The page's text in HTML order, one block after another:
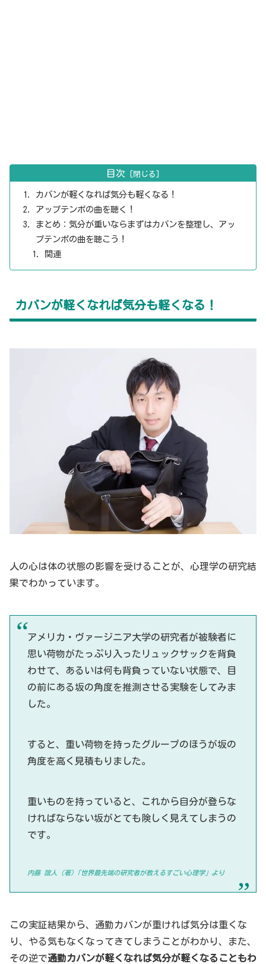
目次
カバンが軽くなれば気分も軽くなる！
アップテンポの曲を聴く！
まとめ：気分が重いならまずはカバンを整理し、アッ
プテンポの曲を聴こう！
関連
カバンが軽くなれば気分も軽くなる！
人の心は体の状態の影響を受けることが、心理学の研究結
果でわかっています。
アメリカ・ヴァージニア大学の研究者が被験者に
思い荷物がたっぷり入ったリュックサックを背負
わせて、あるいは何も背負っていない状態で、目
の前にある坂の角度を推測させる実験をしてみま
した。
すると、重い荷物を持ったグループのほうが坂の
角度を高く見積もりました。
重いものを持っていると、これから自分が登らな
ければならない坂がとても険しく見えてしまうの
です。
内藤 誼人 (著)「世界最先端の研究者が教えるすごい心理学」より
この実証結果から、通勤カバンが重ければ気分は重くな
り、やる気もなくなってきてしまうことがわかり、また、
その逆で通勤カバンが軽くなれば気分が軽くなることもわ